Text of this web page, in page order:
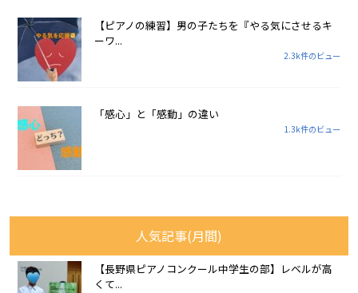
【ピアノの練習】男の子たちを『やる気にさせるキ
ーワ...
2.3k件のビュー
「感心」と「感動」の違い
1.3k件のビュー
人気記事(月間)
【長野県ピアノコンクール中学生の部】レベルが高
くて...